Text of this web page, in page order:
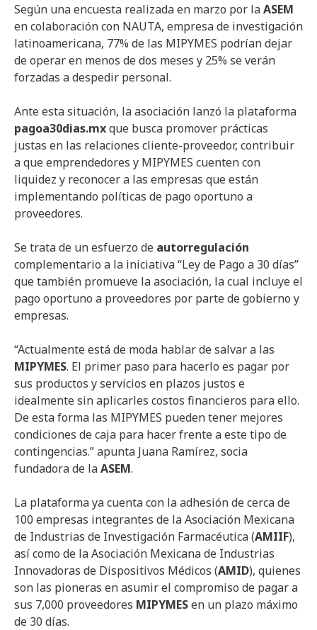
Según una encuesta realizada en marzo por laASEM
en colaboración con NAUTA, empresa de investigación
latinoamericana, 77% de las MIPYMES podrían dejar
de operar en menos de dos meses y 25% se verán
forzadas a despedir personal.
Ante esta situación, la asociación lanzó la plataforma
pagoa30dias.mxque busca promover prácticas
justas en las relaciones cliente-proveedor, contribuir
a que emprendedores y MIPYMES cuenten con
liquidez y reconocer a las empresas que están
implementando políticas de pago oportuno a
proveedores.
Se trata de un esfuerzo de autorregulación
complementario a la iniciativa “Ley de Pago a 30 días”
que también promueve la asociación, la cual incluye el
pago oportuno a proveedores por parte de gobierno y
empresas.
“Actualmente está de moda hablar de salvar a las
MIPYMES. El primer paso para hacerlo es pagar por
sus productos y servicios en plazos justos e
idealmente sin aplicarles costos financieros para ello.
De esta forma las MIPYMES pueden tener mejores
condiciones de caja para hacer frente a este tipo de
contingencias.” apunta Juana Ramírez, socia
fundadora de laASEM.
La plataforma ya cuenta con la adhesión de cerca de
100 empresas integrantes de la Asociación Mexicana
de Industrias de Investigación Farmacéutica (AMIIF),
así como de la Asociación Mexicana de Industrias
Innovadoras de Dispositivos Médicos (AMID), quienes
son las pioneras en asumir el compromiso de pagar a
sus 7,000 proveedores MIPYMESen un plazo máximo
de 30 días.